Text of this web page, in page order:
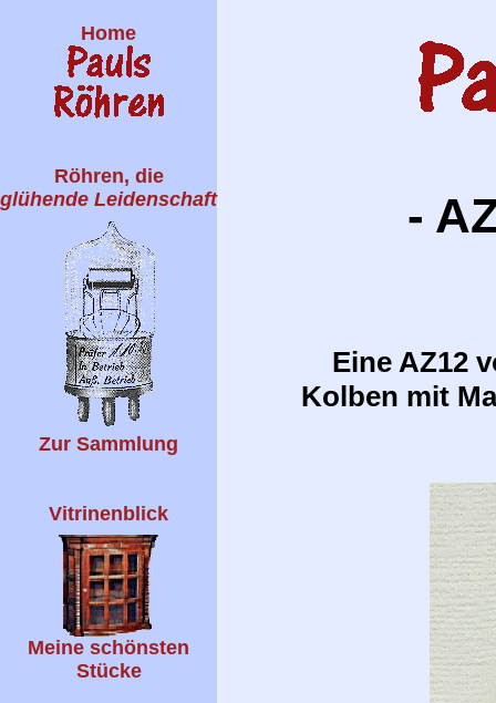
Home
Röhren, die
glühende Leidenschaft
Zur Sammlung
Vitrinenblick
Meine schönsten
Stücke
-
Eine AZ12
Kolben mit